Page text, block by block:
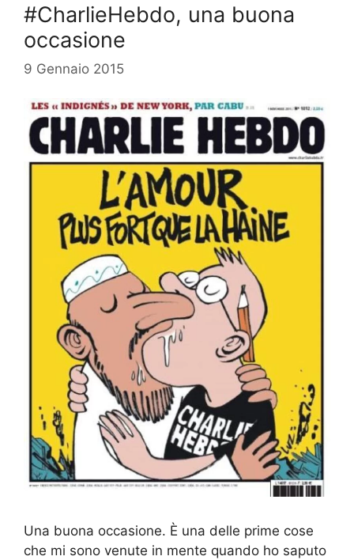
#CharlieHebdo, una buona
occasione
9 Gennaio 2015
Una buona occasione. È una delle prime cose
che mi sono venute in mente quando ho saputo